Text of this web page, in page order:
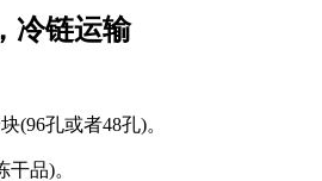
冷链运输
(96孔或者48孔)。
干品)。